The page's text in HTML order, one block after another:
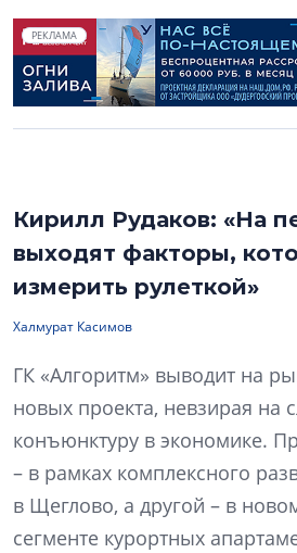
РЕКЛАМА
Кирилл Рудаков: «На
выходят факторы,
измерить рулеткой»
Халмурат Касимов
ГК «Алгоритм» выводит на
новых проекта, невзирая на
конъюнктуру в экономике.
– в рамках комплексного
в Щеглово, а другой – в
сегменте курортных